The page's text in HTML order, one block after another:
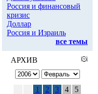
Россия и финансовый
кризис
Доллар
Россия и Израиль
все темы
АРХИВ
1 2 3 4
5